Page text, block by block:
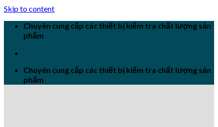
Skip to content
Chuyên cung cấp các thiết bị kiểm tra chất lượng sản
phẩm
Chuyên cung cấp các thiết bị kiểm tra chất lượng sản
phẩm